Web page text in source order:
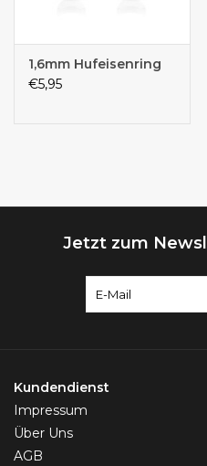
1,6mm Hufeisenring
€5,95
Jetzt zum
Kundendienst
Impressum
Über Uns
AGB